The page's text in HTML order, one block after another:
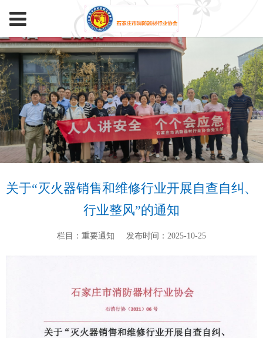
关于“灭火器销售和维修行业开展自查自纠、
行业整风”的通知
栏目：重要通知 发布时间：2025-10-25